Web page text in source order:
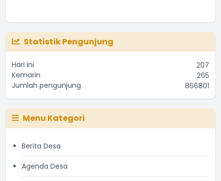
Statistik Pengunjung
Hari ini
207
Kemarin
265
Jumlah pengunjung
866801
Menu Kategori
Berita Desa
Agenda Desa